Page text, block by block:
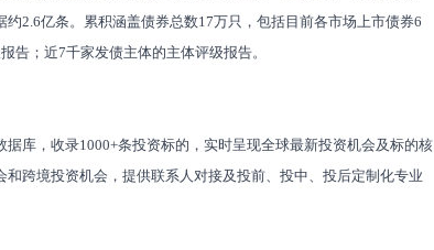
2.6亿条。累积涵盖债券总数17万只，包括目前各市场上市债券6
告；近7千家发债主体的主体评级报告。
库，收录1000+条投资标的，实时呈现全球最新投资机会及标的核
跨境投资机会，提供联系人对接及投前、投中、投后定制化专业